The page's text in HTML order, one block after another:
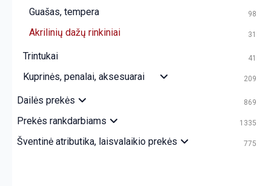
Guašas, tempera 98
Akrilinių dažų rinkiniai 31
Trintukai 41
Kuprinės, penalai, aksesuarai 209
Dailės prekės 869
Prekės rankdarbiams 1335
Šventinė atributika, laisvalaikio prekės 775